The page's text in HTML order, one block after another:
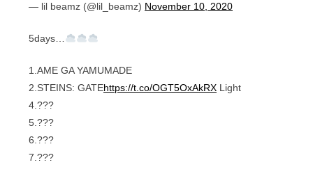
— lil beamz (@lil_beamz) November 10, 2020
5days…
1.AME GA YAMUMADE
2.STEINS: GATEhttps://t.co/OGT5OxAkRX Light
4.???
5.???
6.???
7.???